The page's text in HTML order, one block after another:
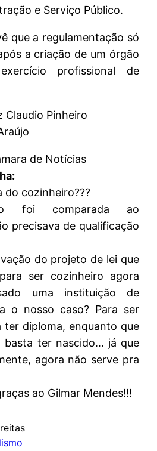
e Serviço Público.
que a regulamentação só
a criação de um órgão
profissional de
Claudio Pinheiro
de Notícias
do cozinheiro???
foi comparada ao
precisava de qualificação
do projeto de lei que
ser cozinheiro agora
uma instituição de
o nosso caso? Para ser
ter diploma, enquanto que
basta ter nascido… já que
agora não serve pra
ao Gilmar Mendes!!!